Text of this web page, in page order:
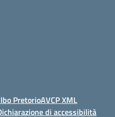
PretorioAVCP XML
di accessibilità